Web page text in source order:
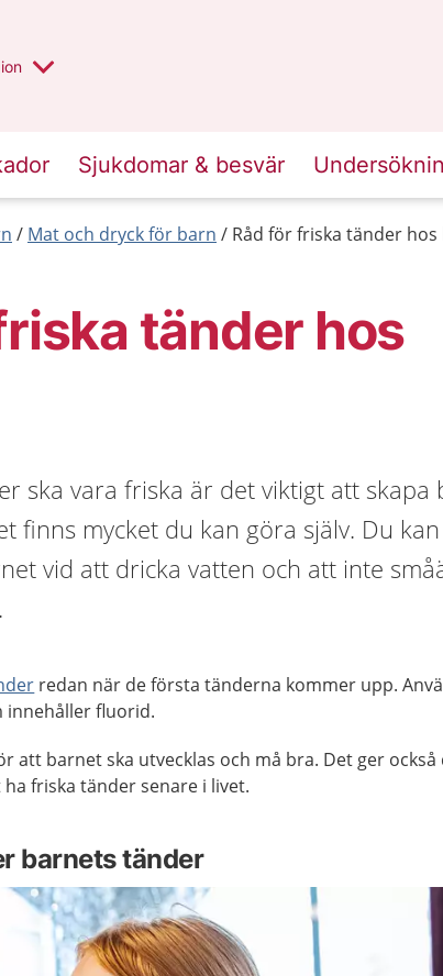
region
Sjukdomar & besvär
Mat och dryck för barn Råd för friska tänder hos
tänder hos
ska vara friska är det viktigt att skapa
finns mycket du kan göra själv. Du
vid att dricka vatten och att inte
redan när de första tänderna kommer upp.
innehåller fluorid.
att barnet ska utvecklas och må bra. Det ger
friska tänder senare i livet.
barnets tänder